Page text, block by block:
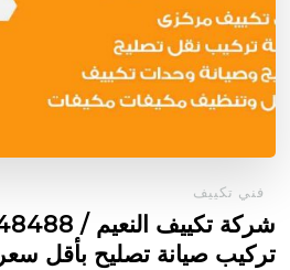
فني تكييف
تركيب صيانة تصليح بأقل سعر